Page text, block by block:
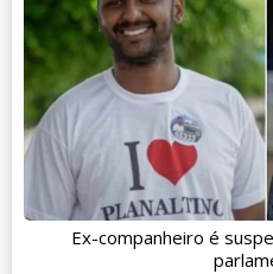
Ex-companheiro é